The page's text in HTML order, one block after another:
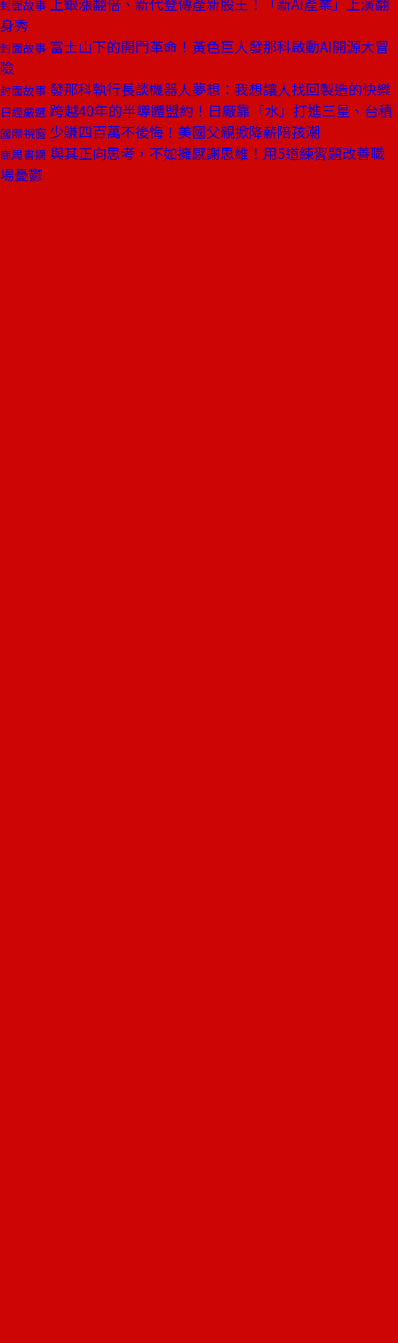
封面故事
身秀
封面故事 富士山下的開門革命！黃色巨人發那科啟動AI開源大冒
險
封面故事 發那科執行長談機器人夢想：我想讓人找回製造的快樂
日經嚴選 跨越40年的半導體盟約！日廠靠「水」打進三星、台積
國際視窗 少賺四百萬不後悔！美國父親掀降薪陪孩潮
商周書摘 與其正向思考，不如擁感謝思維！用5道練習題改善職
場憂鬱